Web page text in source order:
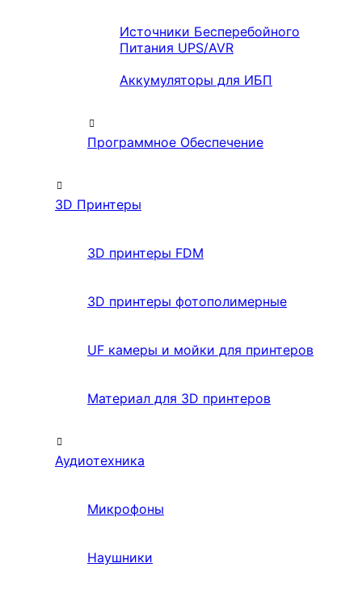
Источники Бесперебойного
Питания UPS/AVR
Аккумуляторы для ИБП
Программное Обеспечение
3D Принтеры
3D принтеры FDM
3D принтеры фотополимерные
UF камеры и мойки для принтеров
Материал для 3D принтеров
Аудиотехника
Микрофоны
Наушники